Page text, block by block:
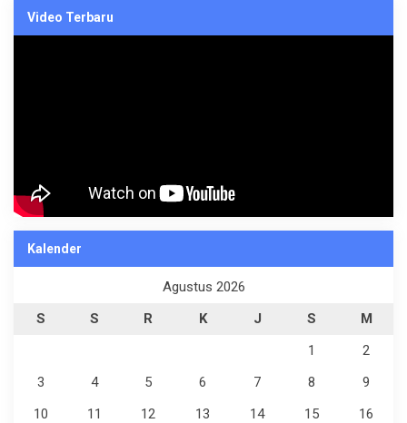
Video Terbaru
Kalender
Agustus 2026
S
S R K J S
M
1
2
3
4 5 6 7 8
9
10
11 12 13 14 15
16